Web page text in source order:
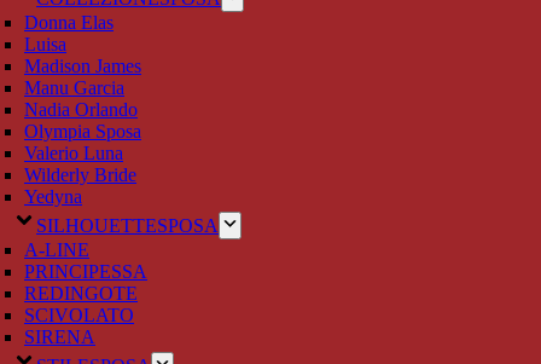
Donna Elas
Luisa
Madison James
Manu Garcia
Nadia Orlando
Olympia Sposa
Valerio Luna
Wilderly Bride
Yedyna
SILHOUETTESPOSA
A-LINE
PRINCIPESSA
REDINGOTE
SCIVOLATO
SIRENA